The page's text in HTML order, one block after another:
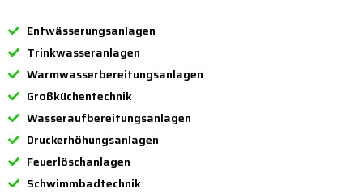
Entwässerungsanlagen
Trinkwasseranlagen
Warmwasserbereitungsanlagen
Großküchentechnik
Wasseraufbereitungsanlagen
Druckerhöhungsanlagen
Feuerlöschanlagen
Schwimmbadtechnik